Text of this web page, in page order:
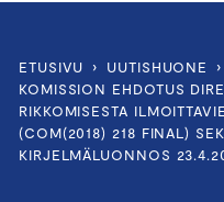
ETUSIVU › UUTISHUONE ›
KOMISSION EHDOTUS
RIKKOMISESTA
(COM(2018) 218 FINAL)
KIRJELMÄLUONNOS